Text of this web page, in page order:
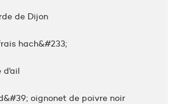
de Dijon
hach&#233;
d'ail
oignonet de poivre noir